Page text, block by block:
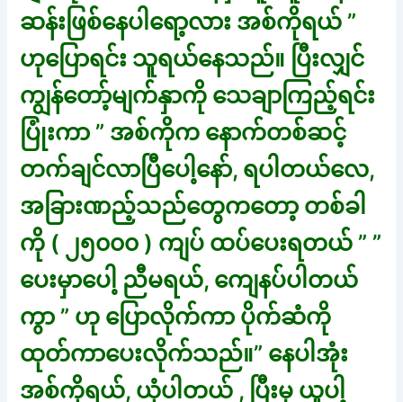
ဆန်းဖြစ်နေပါရော့လား အစ်ကိုရယ် ”
ဟုပြောရင်း သူရယ်နေသည်။ ပြီးလျှင်
ကျွန်တော့်မျက်နှာကို သေချာကြည့်ရင်း
ပြုံးကာ ” အစ်ကိုက နောက်တစ်ဆင့်
တက်ချင်လာပြီပေါ့နော်, ရပါတယ်လေ,
အခြားဏည့်သည်တွေကတော့ တစ်ခါ
ကို ( ၂၅၀၀၀ ) ကျပ် ထပ်ပေးရတယ် ” ”
ပေးမှာပေါ့ ညီမရယ်, ကျေနပ်ပါတယ်
ကွာ ” ဟု ပြောလိုက်ကာ ပိုက်ဆံကို
ထုတ်ကာပေးလိုက်သည်။” နေပါအုံး
အစ်ကိုရယ်, ယုံပါတယ် , ပြီးမှ ယူပါ့